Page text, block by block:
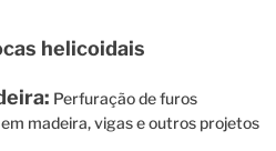
helicoidais
Perfuração de furos
madeira, vigas e outros projetos